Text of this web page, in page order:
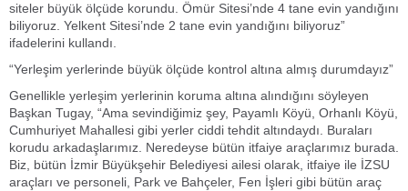
siteler büyük ölçüde korundu. Ömür Sitesi’nde 4 tane evin yandığını
biliyoruz. Yelkent Sitesi’nde 2 tane evin yandığını biliyoruz”
ifadelerini kullandı.
“Yerleşim yerlerinde büyük ölçüde kontrol altına almış durumdayız”
Genellikle yerleşim yerlerinin koruma altına alındığını söyleyen
Başkan Tugay, “Ama sevindiğimiz şey, Payamlı Köyü, Orhanlı Köyü,
Cumhuriyet Mahallesi gibi yerler ciddi tehdit altındaydı. Buraları
korudu arkadaşlarımız. Neredeyse bütün itfaiye araçlarımız burada.
Biz, bütün İzmir Büyükşehir Belediyesi ailesi olarak, itfaiye ile İZSU
araçları ve personeli, Park ve Bahçeler, Fen İşleri gibi bütün araç